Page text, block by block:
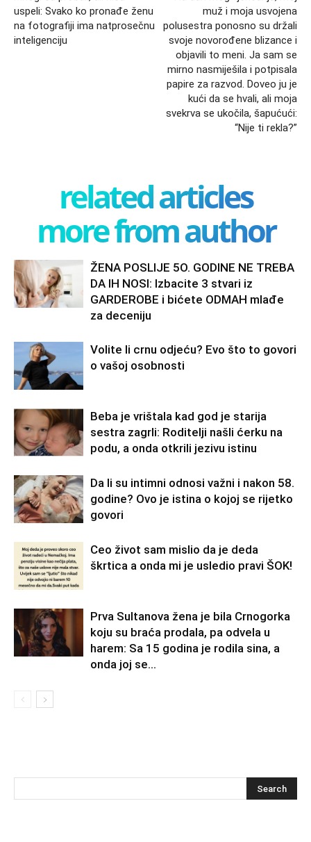
uspeli: Svako ko pronađe ženu
na fotografiji ima natprosečnu
inteligenciju
muž i moja usvojena
polusestra ponosno su držali
svoje novorođene blizance i
objavili to meni. Ja sam se
mirno nasmiješila i potpisala
papire za razvod. Doveo ju je
kući da se hvali, ali moja
svekrva se ukočila, šapućući:
“Nije ti rekla?”
related articles
more from author
ŽENA POSLIJE 5O. GODINE NE TREBA
DA IH NOSI: Izbacite 3 stvari iz
GARDEROBE i bićete ODMAH mlađe
za deceniju
Volite li crnu odjeću? Evo što to govori
o vašoj osobnosti
Beba je vrištala kad god je starija
sestra zagrli: Roditelji našli ćerku na
podu, a onda otkrili jezivu istinu
Da li su intimni odnosi važni i nakon 58.
godine? Ovo je istina o kojoj se rijetko
govori
Ceo život sam mislio da je deda
škrtica a onda mi je usledio pravi ŠOK!
Prva Sultanova žena je bila Crnogorka
koju su braća prodala, pa odvela u
harem: Sa 15 godina je rodila sina, a
onda joj se...